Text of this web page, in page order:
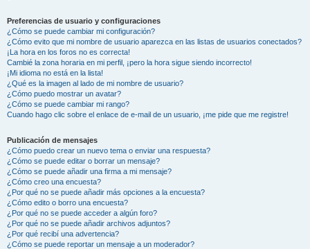
Preferencias de usuario y configuraciones
¿Cómo se puede cambiar mi configuración?
¿Cómo evito que mi nombre de usuario aparezca en las listas de usuarios conectados?
¡La hora en los foros no es correcta!
Cambié la zona horaria en mi perfil, ¡pero la hora sigue siendo incorrecto!
¡Mi idioma no está en la lista!
¿Qué es la imagen al lado de mi nombre de usuario?
¿Cómo puedo mostrar un avatar?
¿Cómo se puede cambiar mi rango?
Cuando hago clic sobre el enlace de e-mail de un usuario, ¡me pide que me registre!
Publicación de mensajes
¿Cómo puedo crear un nuevo tema o enviar una respuesta?
¿Cómo se puede editar o borrar un mensaje?
¿Cómo se puede añadir una firma a mi mensaje?
¿Cómo creo una encuesta?
¿Por qué no se puede añadir más opciones a la encuesta?
¿Cómo edito o borro una encuesta?
¿Por qué no se puede acceder a algún foro?
¿Por qué no se puede añadir archivos adjuntos?
¿Por qué recibí una advertencia?
¿Cómo se puede reportar un mensaje a un moderador?